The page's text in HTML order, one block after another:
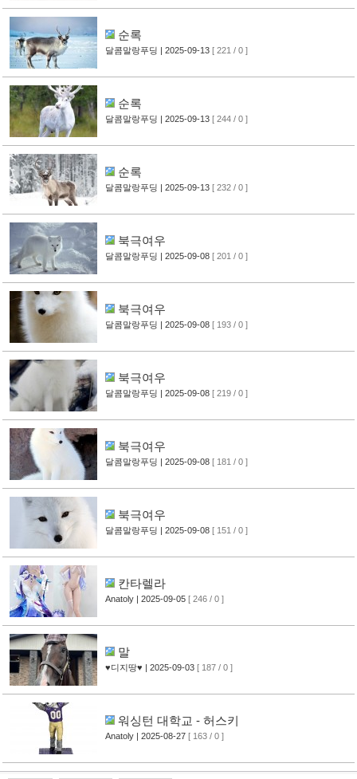
순록
달콤말랑푸딩 | 2025-09-13 [ 221 / 0 ]
순록
달콤말랑푸딩 | 2025-09-13 [ 244 / 0 ]
순록
달콤말랑푸딩 | 2025-09-13 [ 232 / 0 ]
북극여우
달콤말랑푸딩 | 2025-09-08 [ 201 / 0 ]
북극여우
달콤말랑푸딩 | 2025-09-08 [ 193 / 0 ]
북극여우
달콤말랑푸딩 | 2025-09-08 [ 219 / 0 ]
북극여우
달콤말랑푸딩 | 2025-09-08 [ 181 / 0 ]
북극여우
달콤말랑푸딩 | 2025-09-08 [ 151 / 0 ]
칸타렐라
Anatoly | 2025-09-05 [ 246 / 0 ]
말
♥디지땅♥ | 2025-09-03 [ 187 / 0 ]
워싱턴 대학교 - 허스키
Anatoly | 2025-08-27 [ 163 / 0 ]